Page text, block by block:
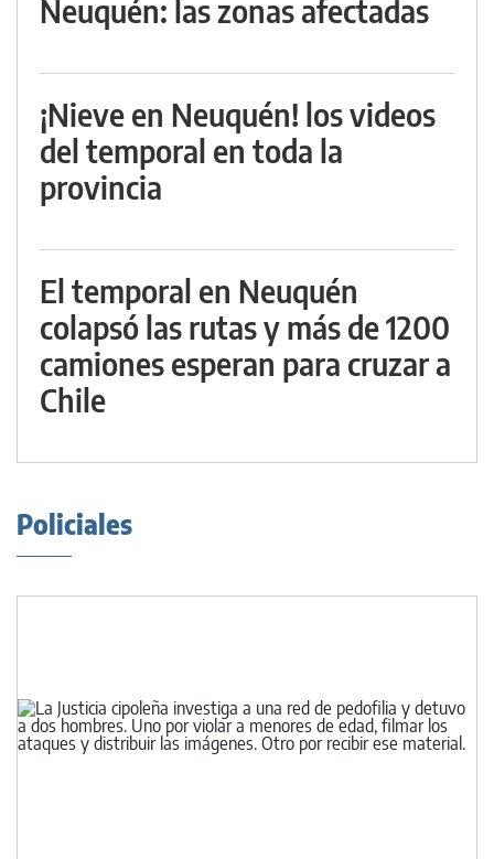
Neuquén: las zonas afectadas
¡Nieve en Neuquén! los videos
del temporal en toda la
provincia
El temporal en Neuquén
colapsó las rutas y más de 1200
camiones esperan para cruzar a
Chile
Policiales